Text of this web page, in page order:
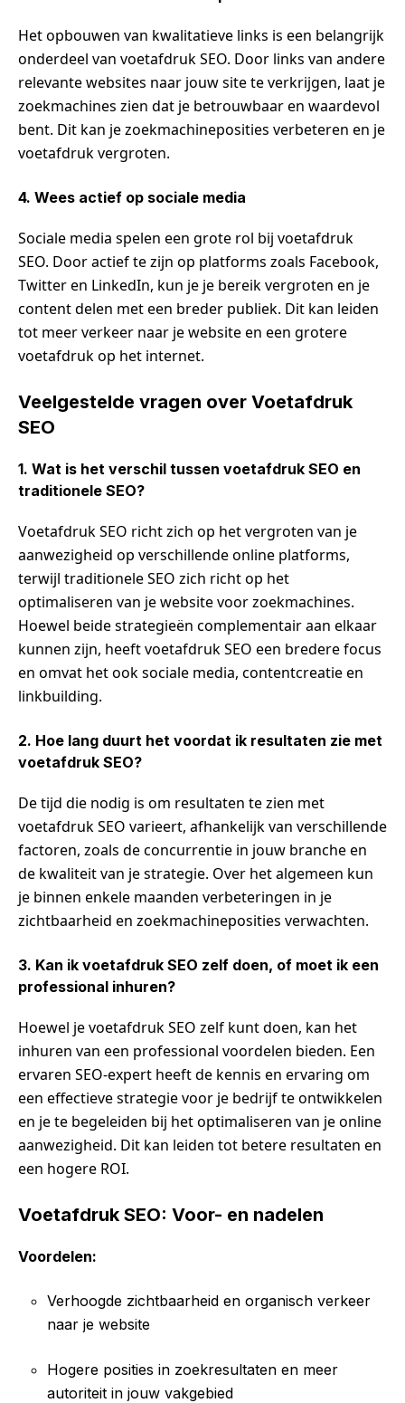
Het opbouwen van kwalitatieve links is een belangrijk
onderdeel van voetafdruk SEO. Door links van andere
relevante websites naar jouw site te verkrijgen, laat je
zoekmachines zien dat je betrouwbaar en waardevol
bent. Dit kan je zoekmachineposities verbeteren en je
voetafdruk vergroten.
4. Wees actief op sociale media
Sociale media spelen een grote rol bij voetafdruk
SEO. Door actief te zijn op platforms zoals Facebook,
Twitter en LinkedIn, kun je je bereik vergroten en je
content delen met een breder publiek. Dit kan leiden
tot meer verkeer naar je website en een grotere
voetafdruk op het internet.
Veelgestelde vragen over Voetafdruk
SEO
1. Wat is het verschil tussen voetafdruk SEO en
traditionele SEO?
Voetafdruk SEO richt zich op het vergroten van je
aanwezigheid op verschillende online platforms,
terwijl traditionele SEO zich richt op het
optimaliseren van je website voor zoekmachines.
Hoewel beide strategieën complementair aan elkaar
kunnen zijn, heeft voetafdruk SEO een bredere focus
en omvat het ook sociale media, contentcreatie en
linkbuilding.
2. Hoe lang duurt het voordat ik resultaten zie met
voetafdruk SEO?
De tijd die nodig is om resultaten te zien met
voetafdruk SEO varieert, afhankelijk van verschillende
factoren, zoals de concurrentie in jouw branche en
de kwaliteit van je strategie. Over het algemeen kun
je binnen enkele maanden verbeteringen in je
zichtbaarheid en zoekmachineposities verwachten.
3. Kan ik voetafdruk SEO zelf doen, of moet ik een
professional inhuren?
Hoewel je voetafdruk SEO zelf kunt doen, kan het
inhuren van een professional voordelen bieden. Een
ervaren SEO-expert heeft de kennis en ervaring om
een effectieve strategie voor je bedrijf te ontwikkelen
en je te begeleiden bij het optimaliseren van je online
aanwezigheid. Dit kan leiden tot betere resultaten en
een hogere ROI.
Voetafdruk SEO: Voor- en nadelen
Voordelen:
Verhoogde zichtbaarheid en organisch verkeer
naar je website
Hogere posities in zoekresultaten en meer
autoriteit in jouw vakgebied